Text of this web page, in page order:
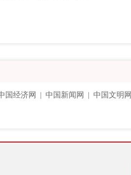
国经济网 中国新闻网 中国文明网